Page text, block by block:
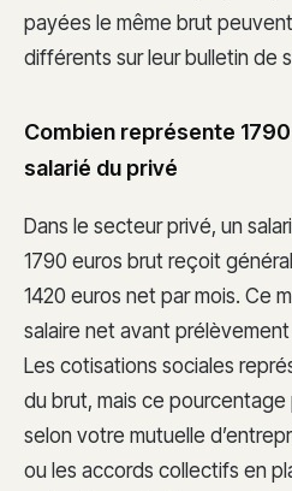
payées le même brut
différents sur leur bulletin de
Combien représente
salarié du privé
Dans le secteur privé, un
1790 euros brut reçoit
1420 euros net par mois. Ce
salaire net avant prélèvement
Les cotisations sociales
du brut, mais ce
selon votre mutuelle
ou les accords collectifs en